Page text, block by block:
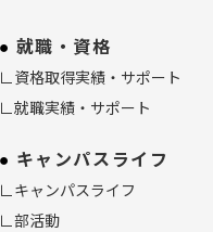
就職・資格
∟資格取得実績・サポート
∟就職実績・サポート
キャンパスライフ
∟キャンパスライフ
∟部活動